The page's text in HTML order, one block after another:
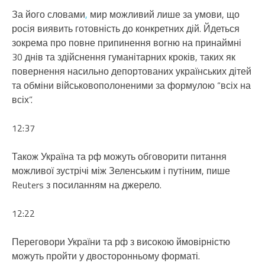
За його словами, мир можливий лише за умови, що
росія виявить готовність до конкретних дій. Йдеться
зокрема про повне припинення вогню на принаймні
30 днів та здійснення гуманітарних кроків, таких як
повернення насильно депортованих українських дітей
та обміни військовополоненими за формулою “всіх на
всіх”.
12:37
Також Україна та рф можуть обговорити питання
можливої зустрічі між Зеленським і путіним, пише
Reuters з посиланням на джерело.
12:22
Переговори України та рф з високою ймовірністю
можуть пройти у двосторонньому форматі.